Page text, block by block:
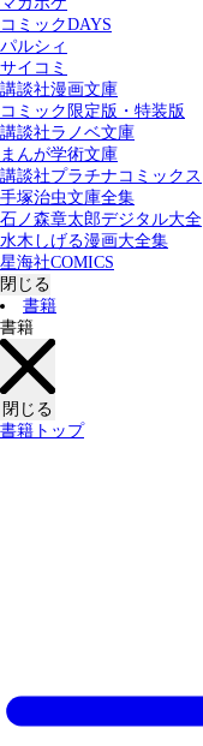
コミックDAYS
パルシィ
サイコミ
講談社漫画文庫
コミック限定版・特装版
講談社ラノベ文庫
まんが学術文庫
講談社プラチナコミックス
手塚治虫文庫全集
石ノ森章太郎デジタル大全
水木しげる漫画大全集
星海社COMICS
閉じる
書籍
書籍
閉じる
書籍トップ
カテゴリー：
すべての記事